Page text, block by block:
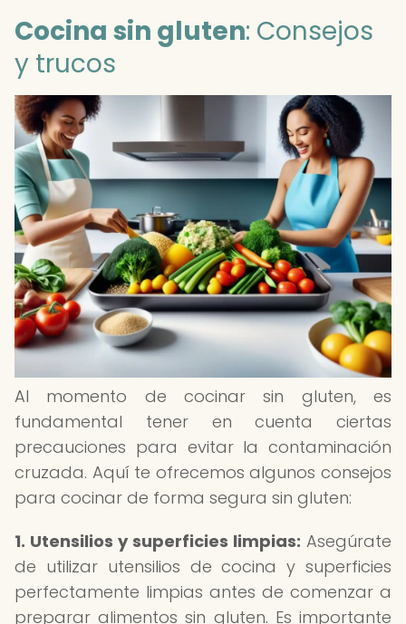
Cocina sin gluten: Consejos
y trucos
Al momento de cocinar sin gluten, es
fundamental tener en cuenta ciertas
precauciones para evitar la contaminación
cruzada. Aquí te ofrecemos algunos consejos
para cocinar de forma segura sin gluten:
1. Utensilios y superficies limpias: Asegúrate
de utilizar utensilios de cocina y superficies
perfectamente limpias antes de comenzar a
preparar alimentos sin gluten. Es importante